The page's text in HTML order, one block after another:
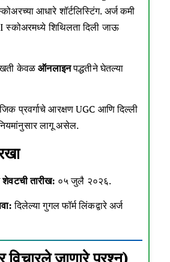
आधारे शॉर्टलिस्टिंग. अर्ज कमी
शिथिलता दिली जाऊ
केवळऑनलाइनपद्धतीने घेतल्या
प्रवर्गाचे आरक्षण UGC आणि दिल्ली
नियमांनुसार लागू असेल.
शेवटची तारीख: ०५ जुलै २०२६.
दिलेल्यागुगल फॉर्म लिंकद्वारेअर्ज
विचारले जाणारे प्रश्न)